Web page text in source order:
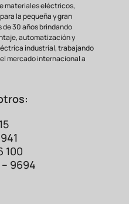
materiales eléctricos,
la pequeña y gran
de 30 años brindando
automatización y
industrial, trabajando
mercado internacional a
100
9694